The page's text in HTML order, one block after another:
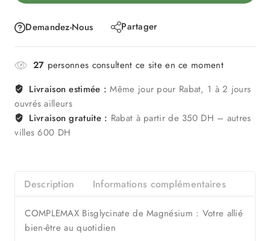
Demandez-Nous Partager
27 personnes consultent ce site en ce moment
Livraison estimée : Même jour pour Rabat, 1 à 2 jours
ouvrés ailleurs
Livraison gratuite : Rabat à partir de 350 DH – autres
villes 600 DH
Description Informations complémentaires
COMPLEMAX Bisglycinate de Magnésium : Votre allié
bien-être au quotidien